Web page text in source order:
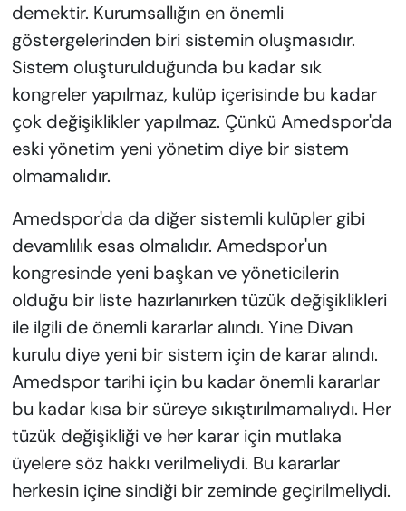
demektir. Kurumsallığın en önemli
göstergelerinden biri sistemin oluşmasıdır.
Sistem oluşturulduğunda bu kadar sık
kongreler yapılmaz, kulüp içerisinde bu kadar
çok değişiklikler yapılmaz. Çünkü Amedspor'da
eski yönetim yeni yönetim diye bir sistem
olmamalıdır.
Amedspor'da da diğer sistemli kulüpler gibi
devamlılık esas olmalıdır. Amedspor'un
kongresinde yeni başkan ve yöneticilerin
olduğu bir liste hazırlanırken tüzük değişiklikleri
ile ilgili de önemli kararlar alındı. Yine Divan
kurulu diye yeni bir sistem için de karar alındı.
Amedspor tarihi için bu kadar önemli kararlar
bu kadar kısa bir süreye sıkıştırılmamalıydı. Her
tüzük değişikliği ve her karar için mutlaka
üyelere söz hakkı verilmeliydi. Bu kararlar
herkesin içine sindiği bir zeminde geçirilmeliydi.